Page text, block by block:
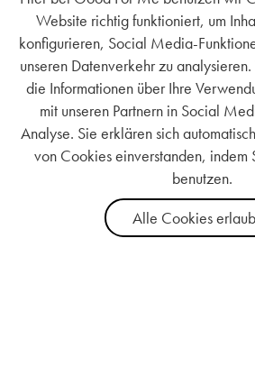
Website richtig funktioniert, um
konfigurieren, Social Media-
unseren Datenverkehr zu
die Informationen über Ihre
mit unseren Partnern in Social
Analyse. Sie erklären sich
von Cookies einverstanden, indem
benutzen.
Alle Cookies